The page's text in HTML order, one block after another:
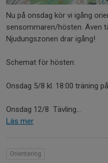
Nu på onsdag kör vi igång
sensommaren/hösten. Även
Njudungszonen drar igång!
Schemat för hösten:
Onsdag 5/8 kl. 18:00 träning
Onsdag 12/8 Tävling...
Läs mer
Orientering